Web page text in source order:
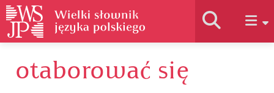
Historia słownika
otaborować się